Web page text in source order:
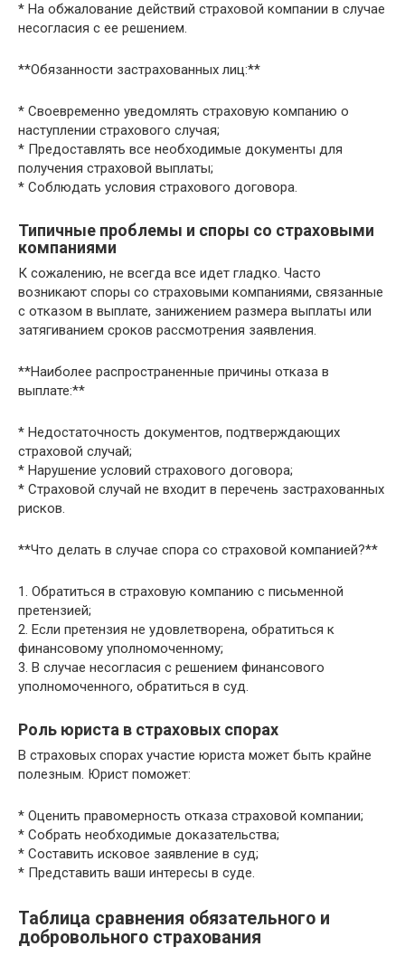
* На обжалование действий страховой компании в случае
несогласия с ее решением.
**Обязанности застрахованных лиц:**
* Своевременно уведомлять страховую компанию о
наступлении страхового случая;
* Предоставлять все необходимые документы для
получения страховой выплаты;
* Соблюдать условия страхового договора.
Типичные проблемы и споры со страховыми
компаниями
К сожалению, не всегда все идет гладко. Часто
возникают споры со страховыми компаниями, связанные
с отказом в выплате, занижением размера выплаты или
затягиванием сроков рассмотрения заявления.
**Наиболее распространенные причины отказа в
выплате:**
* Недостаточность документов, подтверждающих
страховой случай;
* Нарушение условий страхового договора;
* Страховой случай не входит в перечень застрахованных
рисков.
**Что делать в случае спора со страховой компанией?**
1. Обратиться в страховую компанию с письменной
претензией;
2. Если претензия не удовлетворена, обратиться к
финансовому уполномоченному;
3. В случае несогласия с решением финансового
уполномоченного, обратиться в суд.
Роль юриста в страховых спорах
В страховых спорах участие юриста может быть крайне
полезным. Юрист поможет:
* Оценить правомерность отказа страховой компании;
* Собрать необходимые доказательства;
* Составить исковое заявление в суд;
* Представить ваши интересы в суде.
Таблица сравнения обязательного и
добровольного страхования